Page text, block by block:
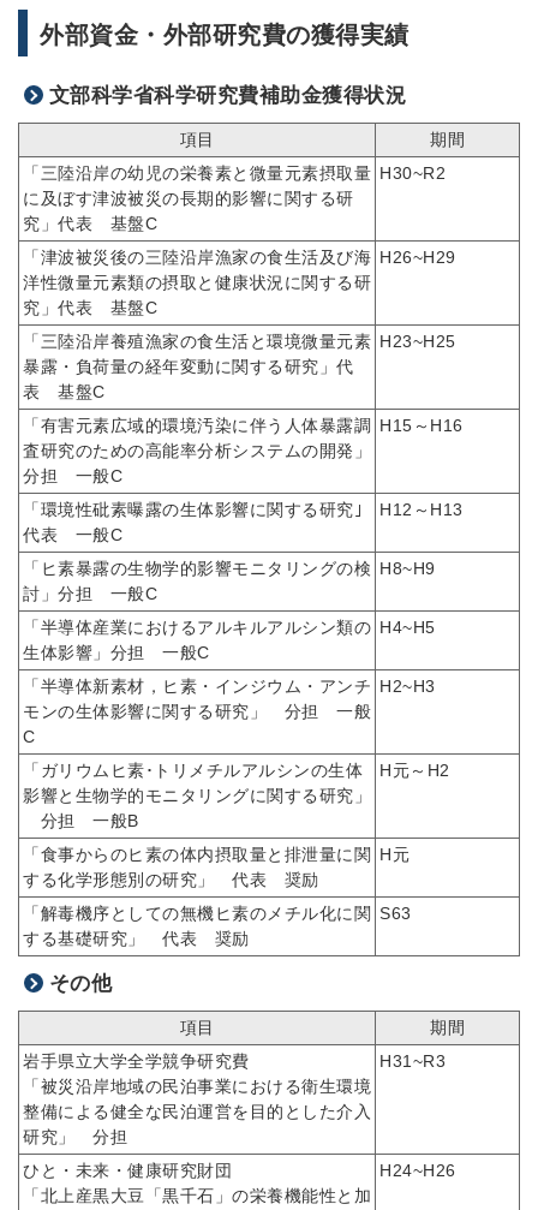
外部資金・外部研究費の獲得実績
文部科学省科学研究費補助金獲得状況
項目
期間
「三陸沿岸の幼児の栄養素と微量元素摂取量
に及ぼす津波被災の長期的影響に関する研
究」代表 基盤C
H30~R2
「津波被災後の三陸沿岸漁家の食生活及び海
洋性微量元素類の摂取と健康状況に関する研
究」代表 基盤C
H26~H29
「三陸沿岸養殖漁家の食生活と環境微量元素
暴露・負荷量の経年変動に関する研究」代
表 基盤C
H23~H25
「有害元素広域的環境汚染に伴う人体暴露調
査研究のための高能率分析システムの開発」
分担 一般C
H15～H16
「環境性砒素曝露の生体影響に関する研究｣
代表 一般C
H12～H13
「ヒ素暴露の生物学的影響モニタリングの検
討」分担 一般C
H8~H9
「半導体産業におけるアルキルアルシン類の
生体影響」分担 一般C
H4~H5
「半導体新素材，ヒ素・インジウム・アンチ
モンの生体影響に関する研究」 分担 一般
C
H2~H3
「ガリウムヒ素･トリメチルアルシンの生体
影響と生物学的モニタリングに関する研究」
分担 一般B
H元～H2
「食事からのヒ素の体内摂取量と排泄量に関
する化学形態別の研究」 代表 奨励
H元
「解毒機序としての無機ヒ素のメチル化に関
する基礎研究」 代表 奨励
S63
その他
項目
期間
岩手県立大学全学競争研究費
「被災沿岸地域の民泊事業における衛生環境
整備による健全な民泊運営を目的とした介入
研究」 分担
H31~R3
ひと・未来・健康研究財団
「北上産黒大豆「黒千石」の栄養機能性と加
H24~H26